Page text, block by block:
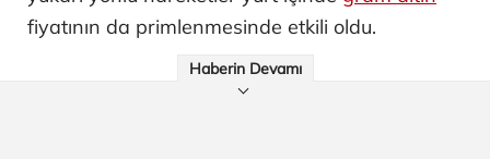
fiyatının da primlenmesinde etkili oldu.
Haberin Devamı